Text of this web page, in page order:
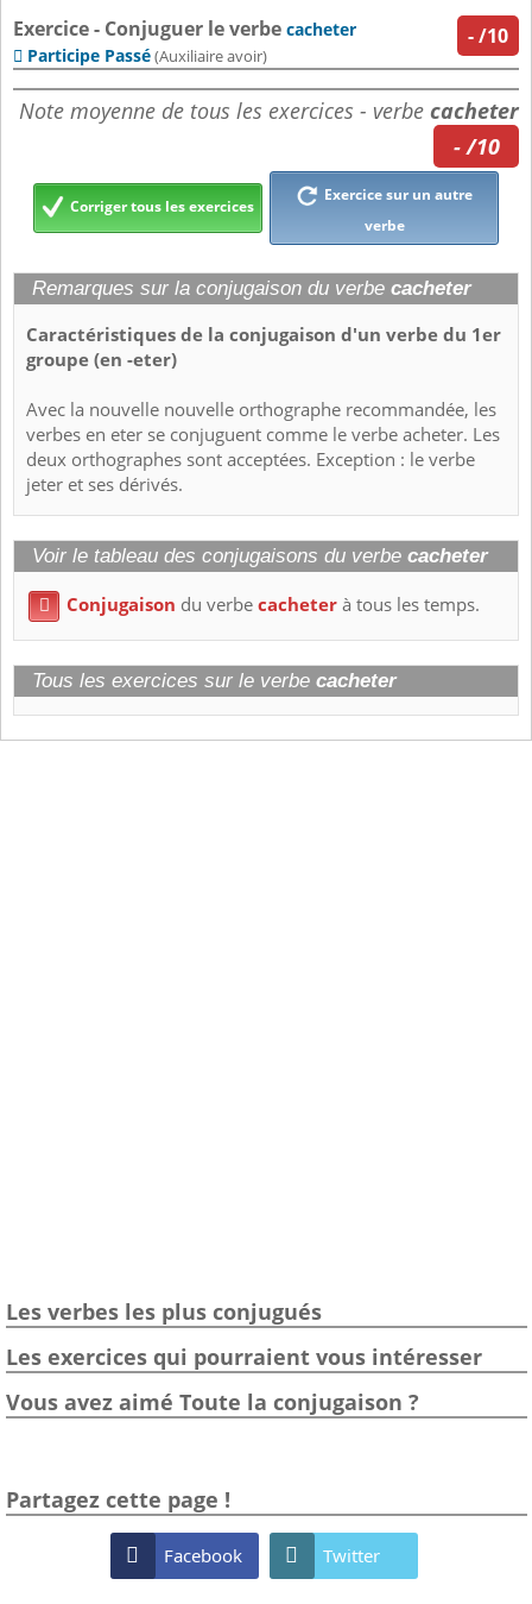
-/10
Exercice - Conjuguer le verbe cacheter
 Participe Passé(Auxiliaire avoir)
Note moyenne de tous les exercices - verbe cacheter
- /10
Corriger tous les exercices
Exercice sur un autre
verbe
Remarques sur la conjugaison du verbe cacheter
Caractéristiques de la conjugaison d'un verbe du 1er
groupe (en -eter)
Avec la nouvelle nouvelle orthographe recommandée, les
verbes en eter se conjuguent comme le verbe acheter. Les
deux orthographes sont acceptées. Exception : le verbe
jeter et ses dérivés.
Voir le tableau des conjugaisons du verbe cacheter
 Conjugaison du verbecacheterà tous les temps.
Tous les exercices sur le verbe cacheter
Les verbes les plus conjugués
Les exercices qui pourraient vous intéresser
Vous avez aimé Toute la conjugaison ?
Partagez cette page !
 Facebook  Twitter